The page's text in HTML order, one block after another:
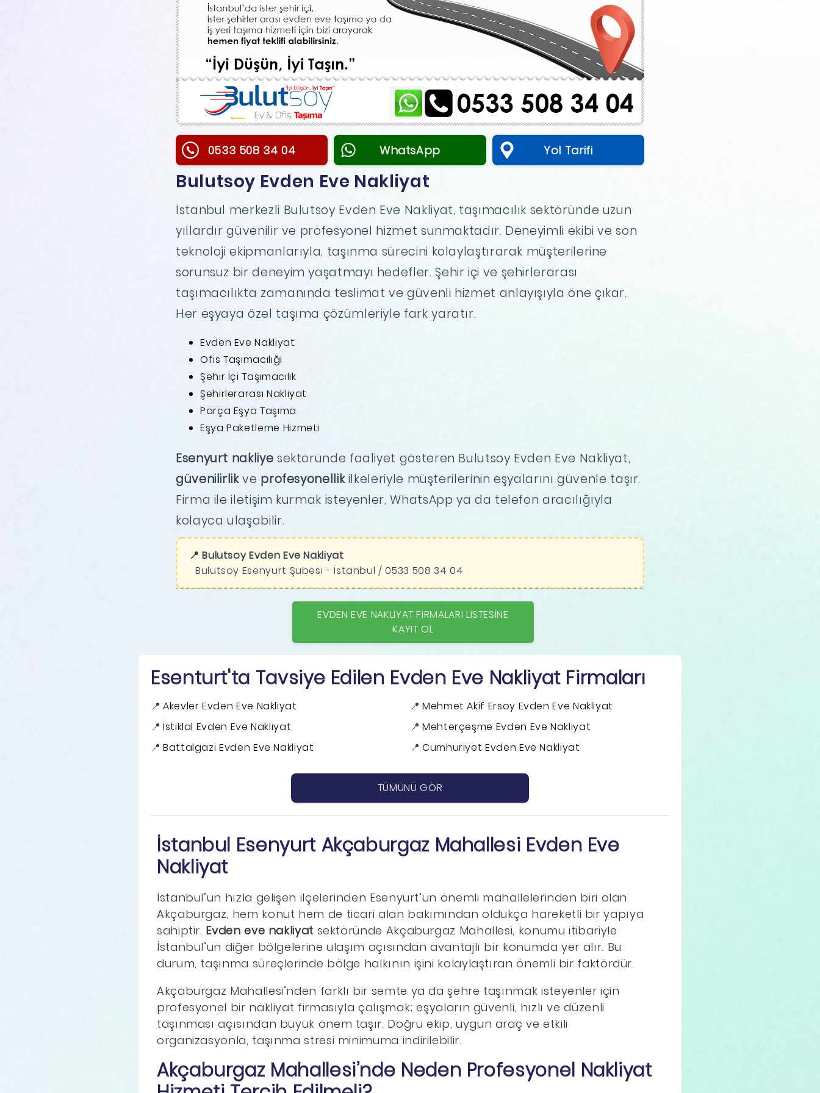
0533 508 34 04 WhatsApp Yol Tarifi
Bulutsoy Evden Eve Nakliyat
İstanbul merkezli Bulutsoy Evden Eve Nakliyat, taşımacılık sektöründe uzun
yıllardır güvenilir ve profesyonel hizmet sunmaktadır. Deneyimli ekibi ve son
teknoloji ekipmanlarıyla, taşınma sürecini kolaylaştırarak müşterilerine
sorunsuz bir deneyim yaşatmayı hedefler. Şehir içi ve şehirlerarası
taşımacılıkta zamanında teslimat ve güvenli hizmet anlayışıyla öne çıkar.
Her eşyaya özel taşıma çözümleriyle fark yaratır.
Evden Eve Nakliyat
Ofis Taşımacılığı
Şehir İçi Taşımacılık
Şehirlerarası Nakliyat
Parça Eşya Taşıma
Eşya Paketleme Hizmeti
Esenyurt nakliye sektöründe faaliyet gösteren Bulutsoy Evden Eve Nakliyat,
güvenilirlikve profesyonellikilkeleriyle müşterilerinin eşyalarını güvenle taşır.
Firma ile iletişim kurmak isteyenler, WhatsApp ya da telefon aracılığıyla
kolayca ulaşabilir.
📍 Bulutsoy Evden Eve Nakliyat
Bulutsoy Esenyurt Şubesi - İstanbul / 0533 508 34 04
EVDEN EVE NAKLIYAT FIRMALARI LISTESINE
KAYIT OL
Esenturt'ta Tavsiye Edilen Evden Eve Nakliyat Firmaları
Akevler Evden Eve Nakliyat
Mehmet Akif Ersoy Evden Eve Nakliyat
İstiklal Evden Eve Nakliyat
Mehterçeşme Evden Eve Nakliyat
Battalgazi Evden Eve Nakliyat
Cumhuriyet Evden Eve Nakliyat
TÜMÜNÜ GÖR
İstanbul Esenyurt Akçaburgaz Mahallesi Evden Eve
Nakliyat
İstanbul’un hızla gelişen ilçelerinden Esenyurt’un önemli mahallelerinden biri olan
Akçaburgaz, hem konut hem de ticari alan bakımından oldukça hareketli bir yapıya
sahiptir. Evden eve nakliyat sektöründe Akçaburgaz Mahallesi, konumu itibariyle
İstanbul’un diğer bölgelerine ulaşım açısından avantajlı bir konumda yer alır. Bu
durum, taşınma süreçlerinde bölge halkının işini kolaylaştıran önemli bir faktördür.
Akçaburgaz Mahallesi’nden farklı bir semte ya da şehre taşınmak isteyenler için
profesyonel bir nakliyat firmasıyla çalışmak; eşyaların güvenli, hızlı ve düzenli
taşınması açısından büyük önem taşır. Doğru ekip, uygun araç ve etkili
organizasyonla, taşınma stresi minimuma indirilebilir.
Akçaburgaz Mahallesi’nde Neden Profesyonel Nakliyat